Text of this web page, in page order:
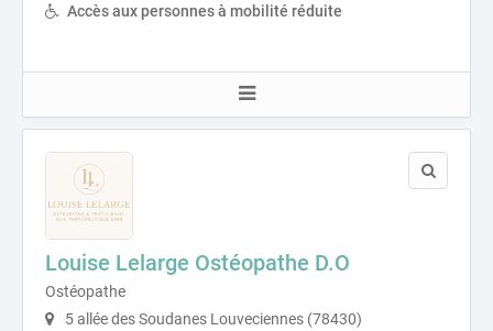
Accès aux personnes à mobilité réduite
Louise Lelarge Ostéopathe D.O
Ostéopathe
5 allée des Soudanes Louveciennes (78430)